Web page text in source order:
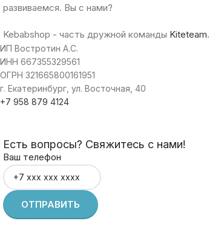
развиваемся. Вы с нами?
Kebabshop - часть дружной команды Kiteteam.
ИП Востротин А.С.
ИНН 667355329561
ОГРН 321665800161951
г. Екатеринбург, ул. Восточная, 40
+7 958 879 4124
Есть вопросы? Свяжитесь с нами!
Ваш телефон